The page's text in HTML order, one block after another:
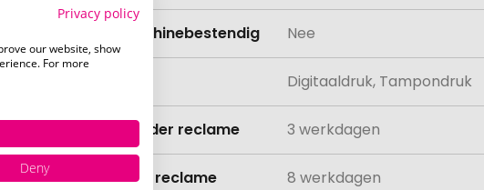
vaatwasmachinebestendig Nee
Digitaaldruk, Tampondruk
Levertijd zonder reclame 3 werkdagen
Levertijd met reclame 8 werkdagen
Privacy policy
our website, show
For more
Deny